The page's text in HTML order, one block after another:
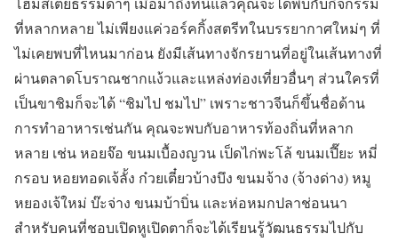
ที่หลากหลาย ไม่เพียงแค่วอร์คกิ้งสตรีทในบรรยากาศใหม่ๆ ที่
ไม่เคยพบที่ไหนมาก่อน ยังมีเส้นทางจักรยานที่อยู่ในเส้นทางที่
ผ่านตลาดโบราณชากแง้วและแหล่งท่องเที่ยวอื่นๆ ส่วนใครที่
เป็นขาชิมก็จะได้ “ชิมไป ชมไป” เพราะชาวจีนก็ขึ้นชื่อด้าน
การทำอาหารเช่นกัน คุณจะพบกับอาหารท้องถิ่นที่หลาก
หลาย เช่น หอยจ๊อ ขนมเบื้องญวน เป็ดไก่พะโล้ ขนมเปี๊ยะ หมี่
กรอบ หอยทอดเจ้ลั้ง ก๋วยเตี๋ยวบ้างบึง ขนมจ้าง (จ้างด่าง) หมู
หยองเจ้ใหม่ บ๊ะจ่าง ขนมบ้าบิ่น และห่อหมกปลาช่อนนา
สำหรับคนที่ชอบเปิดหูเปิดตาก็จะได้เรียนรู้วัฒนธรรมไปกับ